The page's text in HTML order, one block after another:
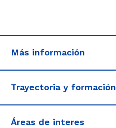
Más información
Trayectoria y formación
Áreas de interes